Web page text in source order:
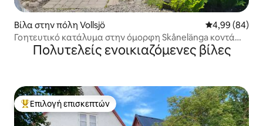
Βίλα στην πόλη Vollsjö Μέση
4,99 (84)
Γοητευτικό κατάλυμα στην όμορφη Skånelänga κοντά
στο Österlen
Πολυτελείς ενοικιαζόμενες βίλες
Κορυφαία επιλογή επισκεπτών
Επιλογή επισκεπτών